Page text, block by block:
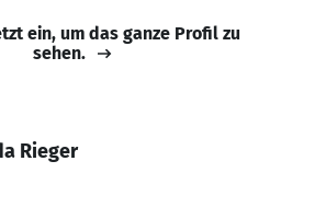
ein, um das ganze Profil zu
sehen.
Rieger